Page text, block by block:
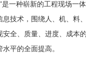
是一种崭新的工程现场一
息技术，围绕人、机、料
全、质量、进度、成本
平的全面提高。